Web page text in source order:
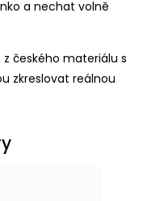
a nechat volně
z českého materiálu s
zkreslovat reálnou